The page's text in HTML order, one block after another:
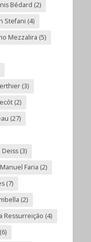
Bédard (2)
Stefani (4)
Mezzalira (5)
(3)
(2)
(27)
Deiss(3)
Manuel Faria (2)
(7)
(2)
Ressurreição (4)
(6)